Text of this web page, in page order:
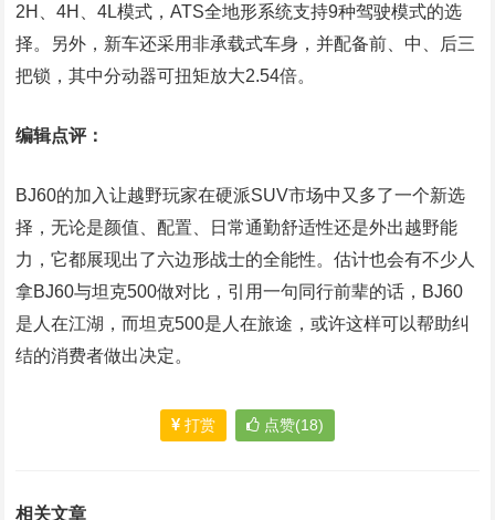
2H、4H、4L模式，ATS全地形系统支持9种驾驶模式的选
择。另外，新车还采用非承载式车身，并配备前、中、后三
把锁，其中分动器可扭矩放大2.54倍。
编辑点评：
BJ60的加入让越野玩家在硬派SUV市场中又多了一个新选
择，无论是颜值、配置、日常通勤舒适性还是外出越野能
力，它都展现出了六边形战士的全能性。估计也会有不少人
拿BJ60与坦克500做对比，引用一句同行前辈的话，BJ60
是人在江湖，而坦克500是人在旅途，或许这样可以帮助纠
结的消费者做出决定。
打赏 点赞(18)
相关文章